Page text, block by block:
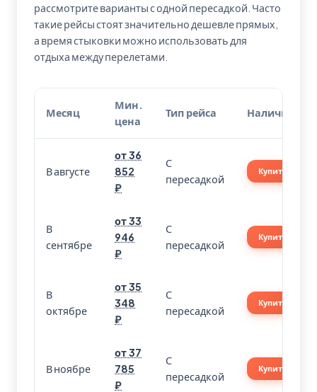
рассмотрите варианты с одной пересадкой. Часто
такие рейсы стоят значительно дешевле прямых,
а время стыковки можно использовать для
отдыха между перелетами.
Месяц
Мин.
цена
Тип рейса Наличие
В августе
от 36
852
₽
С
пересадкой
Купить
В
сентябре
от 33
946
₽
С
пересадкой
Купить
В
октябре
от 35
348
₽
С
пересадкой
Купить
В ноябре
от 37
785
₽
С
пересадкой
Купить